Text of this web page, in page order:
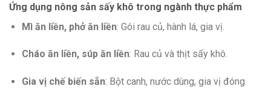
Ứng dụng nông sản sấy khô trong ngành thực phẩm
Mì ăn liền, phở ăn liền: Gói rau củ, hành lá, gia vị.
Cháo ăn liền, súp ăn liền: Rau củ và thịt sấy khô.
Gia vị chế biến sẵn: Bột canh, nước dùng, gia vị đóng